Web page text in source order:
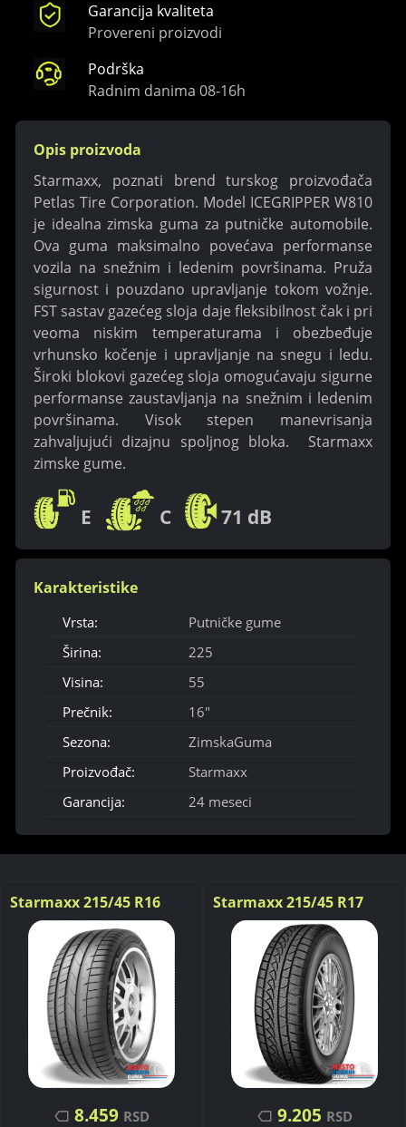
Garancija kvaliteta
Provereni proizvodi
Podrška
Radnim danima 08-16h
Opis proizvoda
Starmaxx, poznati brend turskog proizvođača
Petlas Tire Corporation. Model ICEGRIPPER W810
je idealna zimska guma za putničke automobile.
Ova guma maksimalno povećava performanse
vozila na snežnim i ledenim površinama. Pruža
sigurnost i pouzdano upravljanje tokom vožnje.
FST sastav gazećeg sloja daje fleksibilnost čak i pri
veoma niskim temperaturama i obezbeđuje
vrhunsko kočenje i upravljanje na snegu i ledu.
Široki blokovi gazećeg sloja omogućavaju sigurne
performanse zaustavljanja na snežnim i ledenim
površinama. Visok stepen manevrisanja
zahvaljujući dizajnu spoljnog bloka. Starmaxx
zimske gume.
E C 71 dB
Karakteristike
Vrsta:
Putničke gume
Širina:
225
Visina:
55
Prečnik:
16"
Sezona:
ZimskaGuma
Proizvođač:
Starmaxx
Garancija:
24 meseci
Starmaxx 215/45 R16
UltraSport ST760 REINF.
90V
8.459 RSD
Starmaxx 215/45 R17
Icegripper W850 91V
9.205 RSD